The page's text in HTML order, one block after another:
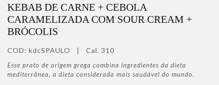
KEBAB DE CARNE + CEBOLA
CARAMELIZADA COM SOUR CREAM +
BRÓCOLIS
COD: kdcSPAULO | Cal. 310
Esse prato de origem grega combina ingredientes da dieta
mediterrânea, a dieta considerada mais saudável do mundo.